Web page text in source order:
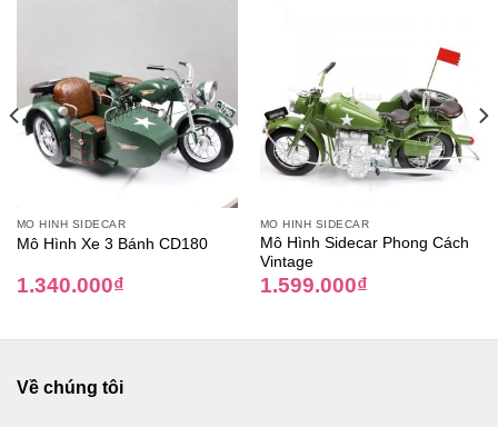
MÔ HÌNH SIDECAR
Mô Hình Xe 3 Bánh CD180
1.340.000₫
MÔ HÌNH SIDECAR
Mô Hình Sidecar Phong Cách
Vintage
1.599.000₫
Về chúng tôi